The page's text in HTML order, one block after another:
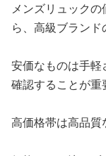
メンズリュック
ら、高級ブランド
安価なものは手
確認することが重
高価格帯は高品質